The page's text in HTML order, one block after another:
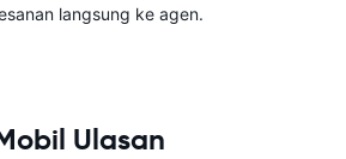
langsung ke agen.
Ulasan